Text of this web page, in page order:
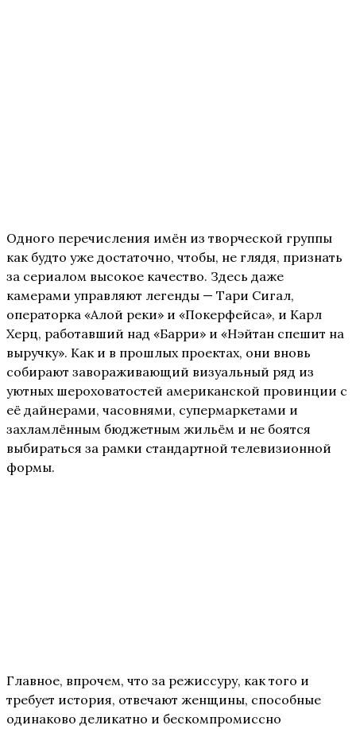
Одного перечисления имён из творческой группы
как будто уже достаточно, чтобы, не глядя, признать
за сериалом высокое качество. Здесь даже
камерами управляют легенды — Тари Сигал,
операторка «Алой реки» и «Покерфейса», и Карл
Херц, работавший над «Барри» и «Нэйтан спешит на
выручку». Как и в прошлых проектах, они вновь
собирают завораживающий визуальный ряд из
уютных шероховатостей американской провинции с
её дайнерами, часовнями, супермаркетами и
захламлённым бюджетным жильём и не боятся
выбираться за рамки стандартной телевизионной
формы.
Главное, впрочем, что за режиссуру, как того и
требует история, отвечают женщины, способные
одинаково деликатно и бескомпромиссно